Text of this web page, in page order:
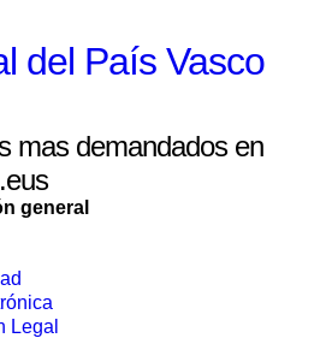
del País Vasco
mas demandados en
general
Legal